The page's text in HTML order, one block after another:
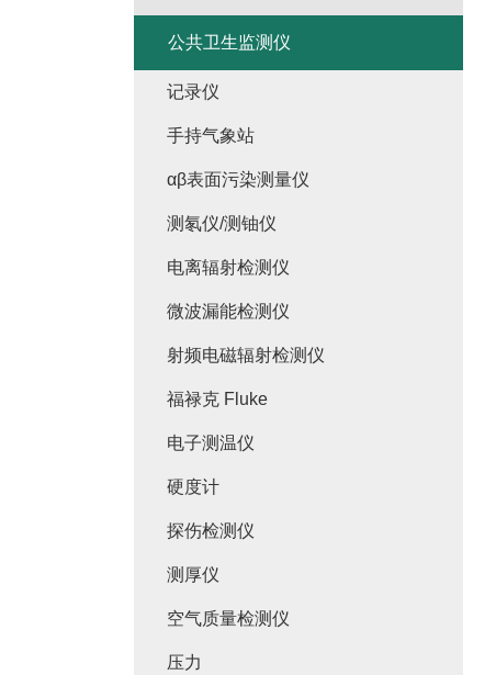
公共卫生监测仪
记录仪
手持气象站
αβ表面污染测量仪
测氡仪/测铀仪
电离辐射检测仪
微波漏能检测仪
射频电磁辐射检测仪
福禄克 Fluke
电子测温仪
硬度计
探伤检测仪
测厚仪
空气质量检测仪
压力